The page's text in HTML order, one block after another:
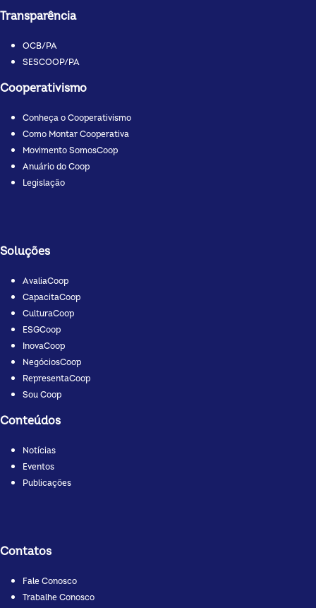
Transparência
OCB/PA
SESCOOP/PA
Cooperativismo
Conheça o Cooperativismo
Como Montar Cooperativa
Movimento SomosCoop
Anuário do Coop
Legislação
Soluções
AvaliaCoop
CapacitaCoop
CulturaCoop
ESGCoop
InovaCoop
NegóciosCoop
RepresentaCoop
Sou Coop
Conteúdos
Notícias
Eventos
Publicações
Contatos
Fale Conosco
Trabalhe Conosco